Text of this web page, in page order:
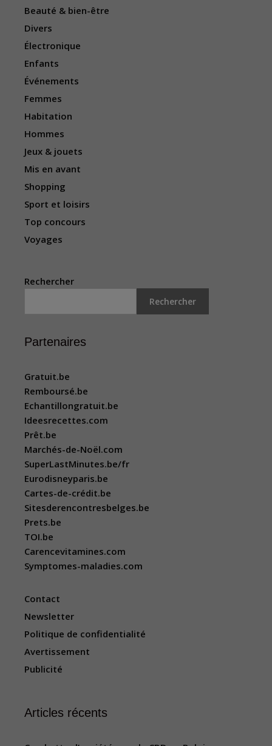
Beauté & bien-être
Divers
Électronique
Enfants
Événements
Femmes
Habitation
Hommes
Jeux & jouets
Mis en avant
Shopping
Sport et loisirs
Top concours
Voyages
Rechercher
Rechercher
Partenaires
Gratuit.be
Remboursé.be
Echantillongratuit.be
Ideesrecettes.com
Prêt.be
Marchés-de-Noël.com
SuperLastMinutes.be/fr
Eurodisneyparis.be
Cartes-de-crédit.be
Sitesderencontresbelges.be
Prets.be
TOI.be
Carencevitamines.com
Symptomes-maladies.com
Contact
Newsletter
Politique de confidentialité
Avertissement
Publicité
Articles récents